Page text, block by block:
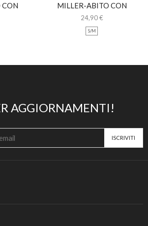
MILLER-ABITO CON
SCHIENA NUDA E PIZZO
24,90€
S/M
AGGIORNAMENTI!